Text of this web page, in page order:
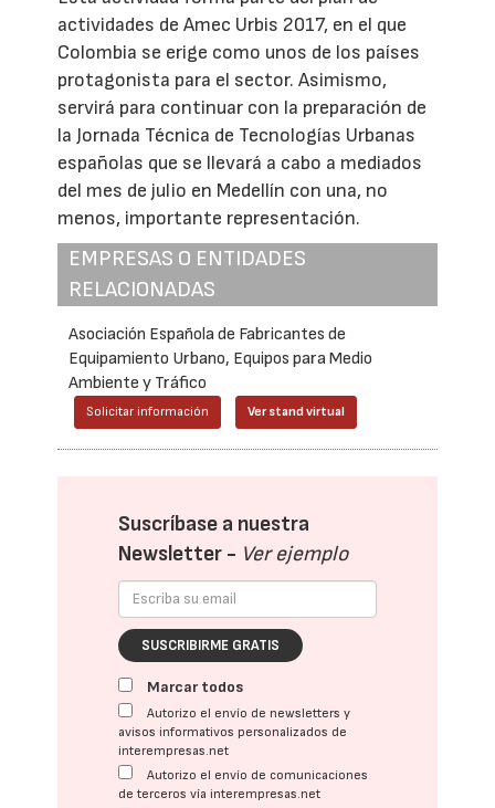
actividades de Amec Urbis 2017, en el que
Colombia se erige como unos de los países
protagonista para el sector. Asimismo,
servirá para continuar con la preparación de
la Jornada Técnica de Tecnologías Urbanas
españolas que se llevará a cabo a mediados
del mes de julio en Medellín con una, no
menos, importante representación.
EMPRESAS O ENTIDADES
RELACIONADAS
Asociación Española de Fabricantes de
Equipamiento Urbano, Equipos para Medio
Ambiente y Tráfico
Solicitar información Ver stand virtual
Suscríbase a nuestra
Newsletter - Ver ejemplo
SUSCRIBIRME GRATIS
Marcar todos
Autorizo el envío de newsletters y
avisos informativos personalizados de
interempresas.net
Autorizo el envío de comunicaciones
de terceros vía interempresas.net